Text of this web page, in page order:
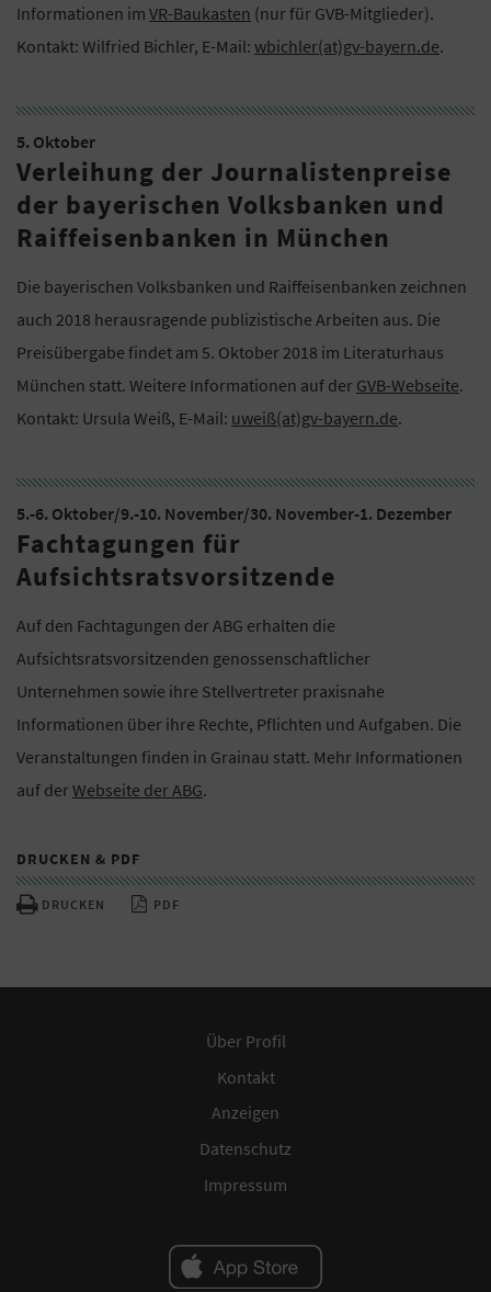
Informationen im VR-Baukasten (nur für GVB-Mitglieder).
Kontakt: Wilfried Bichler, E-Mail: wbichler(at)gv-bayern.de.
5. Oktober
Verleihung der Journalistenpreise
der bayerischen Volksbanken und
Raiffeisenbanken in München
Die bayerischen Volksbanken und Raiffeisenbanken zeichnen
auch 2018 herausragende publizistische Arbeiten aus. Die
Preisübergabe findet am 5. Oktober 2018 im Literaturhaus
München statt. Weitere Informationen auf der GVB-Webseite.
Kontakt: Ursula Weiß, E-Mail: uweiß(at)gv-bayern.de.
5.-6. Oktober/9.-10. November/30. November-1. Dezember
Fachtagungen für
Aufsichtsratsvorsitzende
Auf den Fachtagungen der ABG erhalten die
Aufsichtsratsvorsitzenden genossenschaftlicher
Unternehmen sowie ihre Stellvertreter praxisnahe
Informationen über ihre Rechte, Pflichten und Aufgaben. Die
Veranstaltungen finden in Grainau statt. Mehr Informationen
auf derWebseite der ABG.
DRUCKEN & PDF
DRUCKEN PDF
Über Profil
Kontakt
Anzeigen
Datenschutz
Impressum